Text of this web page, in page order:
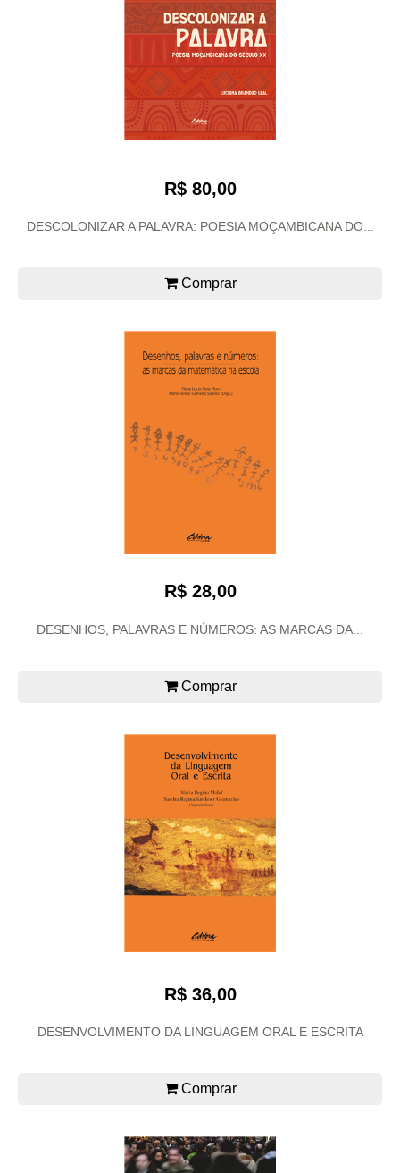
R$ 80,00
DESCOLONIZAR A PALAVRA: POESIA MOÇAMBICANA DO...
Comprar
R$ 28,00
DESENHOS, PALAVRAS E NÚMEROS: AS MARCAS DA...
Comprar
R$ 36,00
DESENVOLVIMENTO DA LINGUAGEM ORAL E ESCRITA
Comprar